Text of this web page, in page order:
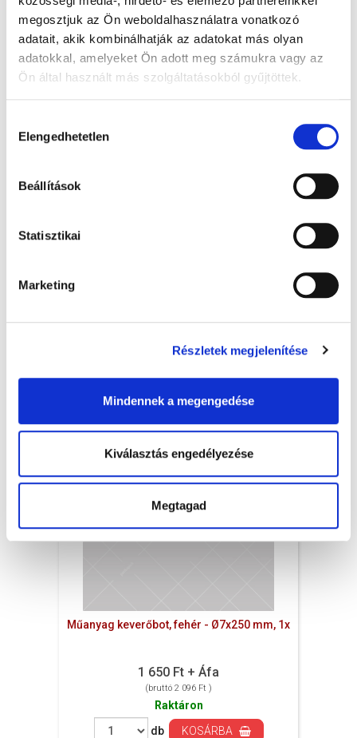
megosztjuk az Ön weboldalhasználatra vonatkozó
adatait, akik kombinálhatják az adatokat más olyan
adatokkal, amelyeket Ön adott meg számukra vagy az
Ön által használt más szolgáltatásokból gyűjtöttek.
kiválasztása
Elengedhetetlen
Beállítások
Statisztikai
Marketing
Részletek megjelenítése
Mindennek a megengedése
Kiválasztás engedélyezése
Megtagad
db KOSÁRBA
(bruttó 1 575 Ft )
Raktáron
Műanyag keverőbot, fehér - Ø7x250 mm, 1x
1 650 Ft + Áfa
(bruttó 2 096 Ft )
Raktáron
db
KOSÁRBA